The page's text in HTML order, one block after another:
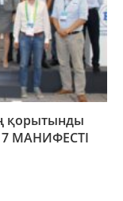
қорытынды
МАНИФЕСТІ